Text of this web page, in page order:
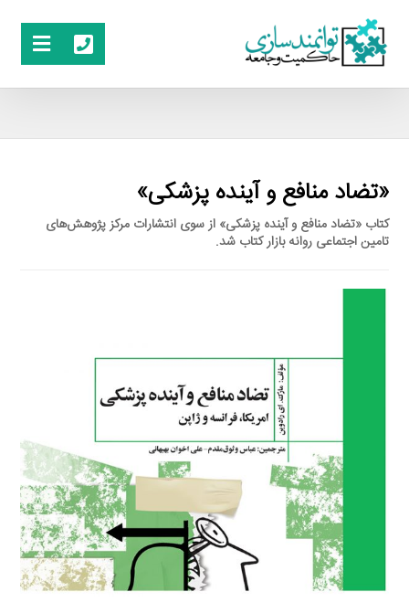
«تضاد منافع و آینده پزشکی»
کتاب «تضاد منافع و آینده پزشکی» از سوی انتشارات مرکز پژوهش‌های
تامین اجتماعی روانه بازار کتاب شد.